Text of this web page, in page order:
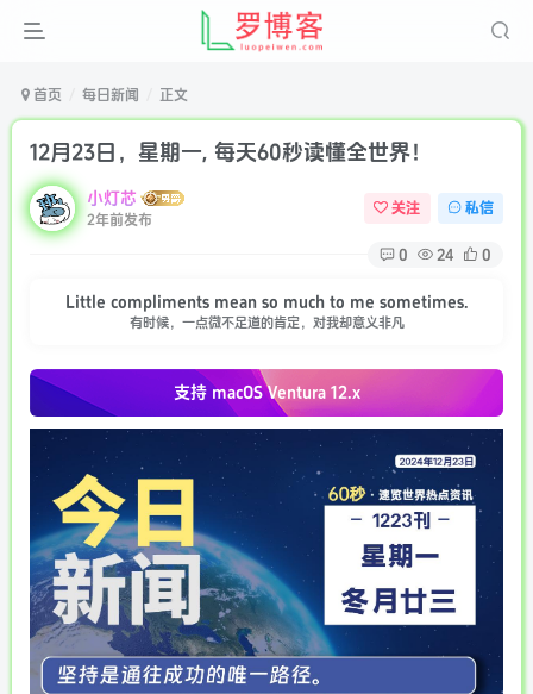
首页 每日新闻 正文
12月23日，星期一, 每天60秒读懂全世界！
小灯芯
2年前发布
关注 私信
0 24 0
Little compliments mean so much to me sometimes.
有时候，一点微不足道的肯定，对我却意义非凡
支持 macOSVentura 12.x